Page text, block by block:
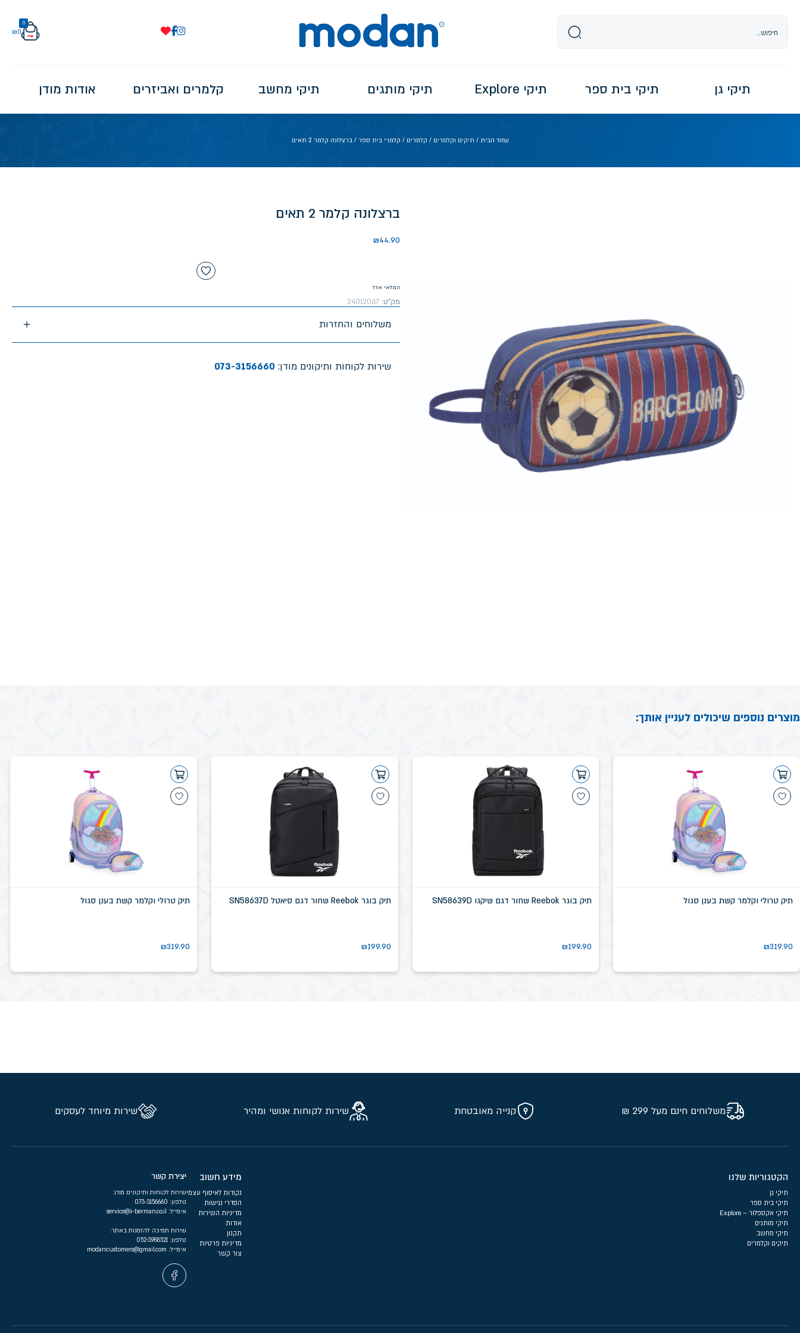
0
₪0
תיקי גן תיקי בית ספר תיקי Explore תיקי מותגים תיקי מחשב קלמרים ואביזרים אודות מודן
עמוד הבית / תיקים וקלמרים / קלמרים / קלמרי בית ספר / ברצלונה קלמר 2 תאים
ברצלונה קלמר 2 תאים
₪44.90
המלאי אזל
מק"ט: 24012067
משלוחים והחזרות
שירות לקוחות ותיקונים מודן: 073-3156660
מוצרים נוספים שיכולים לעניין אותך:
תיק טרולי וקלמר קשת בענן סגול
₪319.90
תיק בוגר Reebok שחור דגם שיקגו SN58639D
₪199.90
תיק בוגר Reebok שחור דגם סיאטל SN58637D
₪199.90
תיק טרולי וקלמר קשת בענן סגול
₪319.90
משלוחים חינם מעל 299 ₪ קנייה מאובטחת שירות לקוחות אנושי ומהיר שירות מיוחד לעסקים
הקטגוריות שלנו
תיקי גן
תיקי בית ספר
תיקי אקספלור – Explore
תיקי מותגים
תיקי מחשב
תיקים וקלמרים
מידע חשוב
נקודות לאיסוף עצמי
הסדרי נגישות
מדיניות השירות
אודות
תקנון
מדיניות פרטיות
צור קשר
יצירת קשר
שירות לקוחות ותיקונים מודן:
טלפון:
אימייל:
שירות תמיכה להזמנות באתר:
טלפון:
אימייל: